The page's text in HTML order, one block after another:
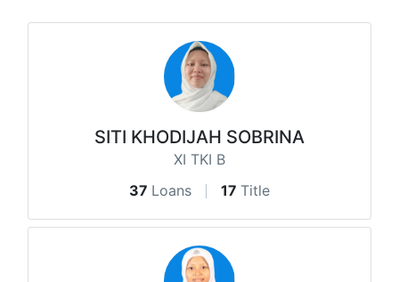
SITI KHODIJAH SOBRINA
XI TKI B
37 Loans 17 Title